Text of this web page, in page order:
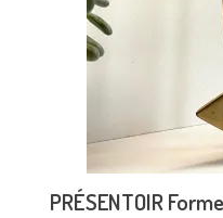
PRÉSENTOIR